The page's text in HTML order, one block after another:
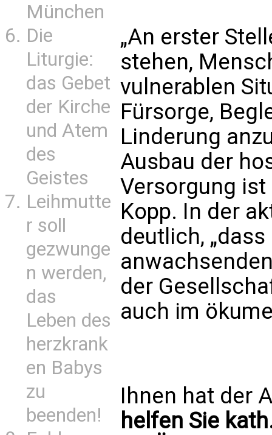
München
Die
Liturgie:
das Gebet
der Kirche
und Atem
des
Geistes
Leihmutte
r soll
gezwunge
n werden,
das
Leben des
herzkrank
en Babys
zu
beenden!
„An erster
stehen,
vulnerablen
Fürsorge,
Linderung
Ausbau der
Versorgung ist
Kopp. In der
deutlich,
der
auch im
Ihnen hat der
helfen Sie